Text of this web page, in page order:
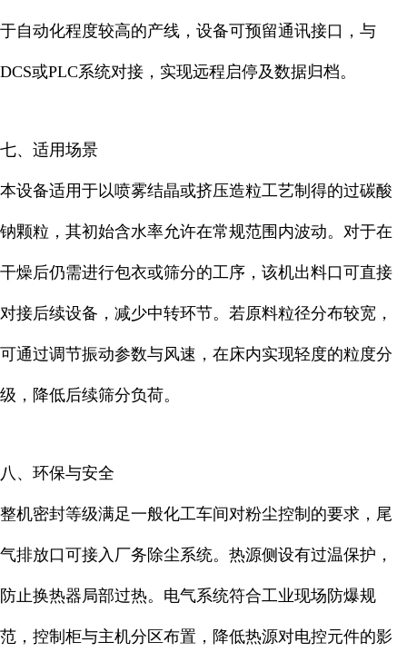
于自动化程度较高的产线，设备可预留通讯接口，与
DCS或PLC系统对接，实现远程启停及数据归档。
七、适用场景
本设备适用于以喷雾结晶或挤压造粒工艺制得的过碳酸
钠颗粒，其初始含水率允许在常规范围内波动。对于在
干燥后仍需进行包衣或筛分的工序，该机出料口可直接
对接后续设备，减少中转环节。若原料粒径分布较宽，
可通过调节振动参数与风速，在床内实现轻度的粒度分
级，降低后续筛分负荷。
八、环保与安全
整机密封等级满足一般化工车间对粉尘控制的要求，尾
气排放口可接入厂务除尘系统。热源侧设有过温保护，
防止换热器局部过热。电气系统符合工业现场防爆规
范，控制柜与主机分区布置，降低热源对电控元件的影